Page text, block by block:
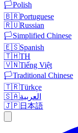
🏳️Polish
🇧🇷Portuguese
🇷🇺Russian
🏳️Simplified Chinese
🇪🇸Spanish
🇹🇭TH
🇻🇳Tiếng Việt
🏳️Traditional Chinese
🇹🇷Türkçe
🇸🇦العربية
🇯🇵日本語